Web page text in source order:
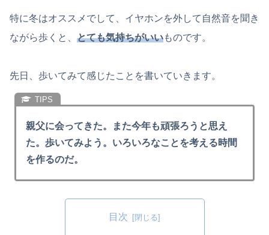
特に冬はオススメでして、イヤホンを外して自然音を聞き
ながら歩くと、 とても気持ちがいいものです。
先日、歩いてみて感じたことを書いていきます。
親父に会ってきた。また今年も頑張ろうと思え
た。歩いてみよう。いろいろなことを考える時間
を作るのだ。
目次